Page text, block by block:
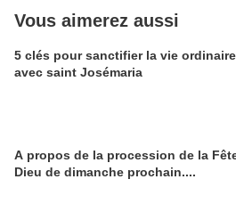
Vous aimerez aussi
5 clés pour sanctifier la vie ordinaire
avec saint Josémaria
A propos de la procession de la
Dieu de dimanche prochain....